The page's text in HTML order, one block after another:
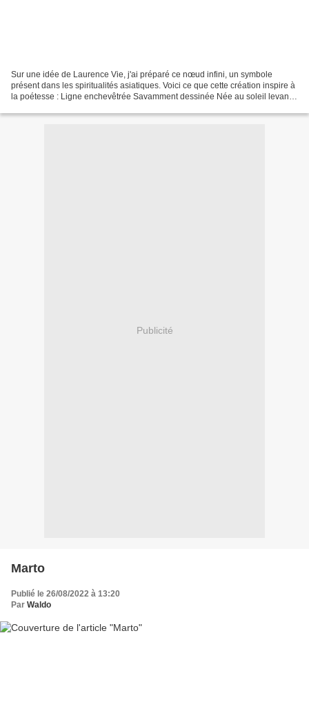
Sur une idée de Laurence Vie, j'ai préparé ce nœud infini, un symbole
présent dans les spiritualités asiatiques. Voici ce que cette création inspire à
la poétesse : Ligne enchevêtrée Savamment dessinée Née au soleil levant
Publicité
Marto
Publié le 26/08/2022 à 13:20
Par Waldo